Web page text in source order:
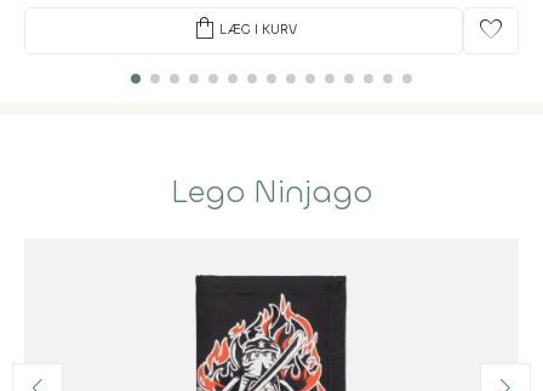
shopping_bag LÆG I KURV favorite
Lego Ninjago